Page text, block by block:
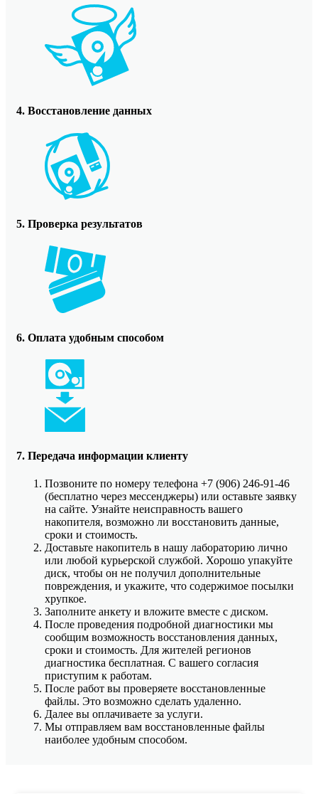
4. Восстановление данных
5. Проверка результатов
6. Оплата удобным способом
7. Передача информации клиенту
Позвоните по номеру телефона +7 (906) 246-91-46
(бесплатно через мессенджеры) или оставьте заявку
на сайте. Узнайте неисправность вашего
накопителя, возможно ли восстановить данные,
сроки и стоимость.
Доставьте накопитель в нашу лабораторию лично
или любой курьерской службой. Хорошо упакуйте
диск, чтобы он не получил дополнительные
повреждения, и укажите, что содержимое посылки
хрупкое.
Заполните анкету и вложите вместе с диском.
После проведения подробной диагностики мы
сообщим возможность восстановления данных,
сроки и стоимость. Для жителей регионов
диагностика бесплатная. С вашего согласия
приступим к работам.
После работ вы проверяете восстановленные
файлы. Это возможно сделать удаленно.
Далее вы оплачиваете за услуги.
Мы отправляем вам восстановленные файлы
наиболее удобным способом.